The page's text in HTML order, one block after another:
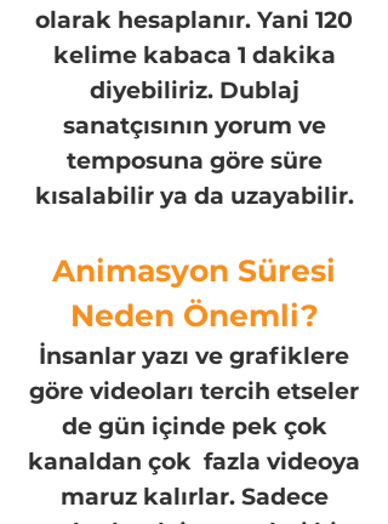
olarak hesaplanır. Yani 120
kelime kabaca 1 dakika
diyebiliriz. Dublaj
sanatçısının yorum ve
temposuna göre süre
kısalabilir ya da uzayabilir.
Animasyon Süresi
Neden Önemli?
İnsanlar yazı ve grafiklere
göre videoları tercih etseler
de gün içinde pek çok
kanaldan çok fazla videoya
maruz kalırlar. Sadece